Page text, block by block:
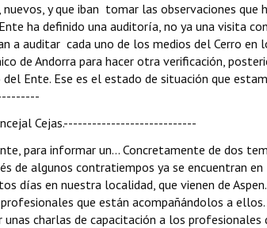
y que iban tomar las observaciones
ha definido una auditoría, no ya una visita
a auditar cada uno de los medios del Cerro en
de Andorra para hacer otra verificación,
Ente. Ese es el estado de situación que
Cejas.----------------------------
para informar un... Concretamente de dos
de algunos contratiempos ya se encuentran
días en nuestra localidad, que vienen de
que están acompañándolos a
unas charlas de capacitación a los